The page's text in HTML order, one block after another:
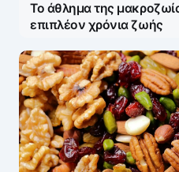
Το άθλημα της
επιπλέον χρόνια ζωής